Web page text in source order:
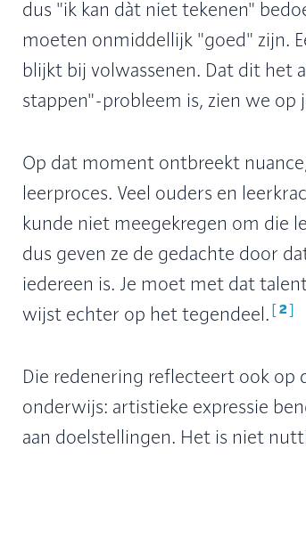
dus "ik kan dàt niet tekenen"
moeten onmiddellijk "goed" zijn.
blijkt bij volwassenen. Dat dit het
stappen"-probleem is, zien we
Op dat moment ontbreekt
leerproces. Veel ouders en
kunde niet meegekregen om die
dus geven ze de gedachte door
iedereen is. Je moet met dat
wijst echter op het tegendeel.
2
Die redenering reflecteert ook op
onderwijs: artistieke expressie
aan doelstellingen. Het is niet